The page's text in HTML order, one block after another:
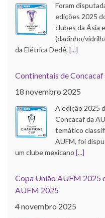
Foram
edições 2025
clubes da Ásia
(dadinho/
da Elétrica Dedê, [...]
Continentais de
18 novembro 2025
A edição 2025
Concacaf da
temático
AUFM, foi
um clube mexicano [...]
Copa União AUFM 2025
AUFM 2025
4 novembro 2025